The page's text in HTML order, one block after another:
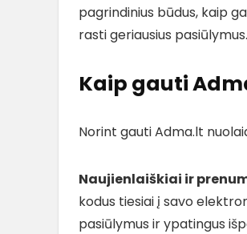
pagrindinius būdus, kaip
rasti geriausius pasiūlymus.
Kaip gauti
Norint gauti Adma.lt
Naujienlaiškiai ir
kodus tiesiai į savo
pasiūlymus ir ypatingus